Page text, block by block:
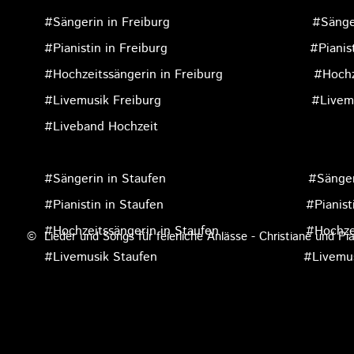
© Lieder und Songs für feierliche Anlässe - Christiane und
#Sängerin in Freiburg #Sängerin
#Pianistin in Freiburg #Pianistin
#Hochzeitssängerin in Freiburg
#Livemusik Freiburg
#Liveband Hochzeit
#Sängerin in Staufen #Sängerin in
#Pianistin in Staufen #Pianistin in
#Hochzeitssängerin in Staufen
#Livemusik Staufen #Livemusik in